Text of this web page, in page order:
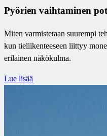
Pyörien vaihtaminen
Miten varmistetaan suurempi
kun tieliikenteeseen liittyy
erilainen näkökulma.
Lue lisää